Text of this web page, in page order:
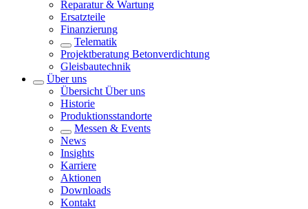
Reparatur & Wartung
Ersatzteile
Finanzierung
Telematik
Projektberatung Betonverdichtung
Gleisbautechnik
Über uns
Übersicht Über uns
Historie
Produktionsstandorte
Messen & Events
News
Insights
Karriere
Aktionen
Downloads
Kontakt